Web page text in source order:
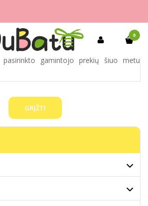
0
gamintoją beluga
pasirinkto gamintojo prekių šiuo metu
GRĮŽTI